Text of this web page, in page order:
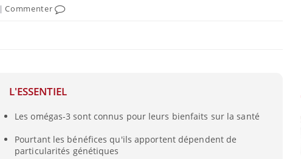
|Commenter
L'ESSENTIEL
Les omégas-3 sont connus pour leurs bienfaits sur la santé
Pourtant les bénéfices qu'ils apportent dépendent de
particularités génétiques
Allergies alimentaires :
les réactions sévères
TDAH : quel est ce
États-Unis ?